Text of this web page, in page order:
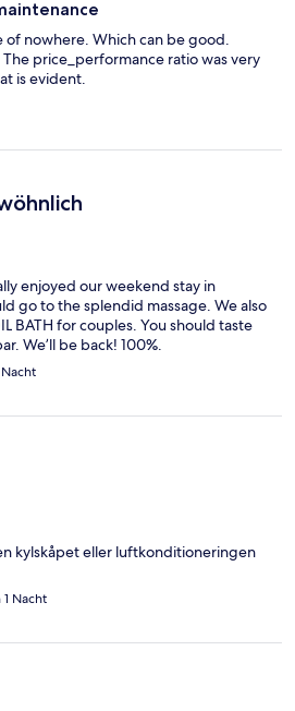
of nowhere. Which can be good.
price_performance ratio was very
is evident.
enjoyed our weekend stay in
go to the splendid massage. We also
BATH for couples. You should taste
We’ll be back! 100%.
kylskåpet eller luftkonditioneringen
Nacht